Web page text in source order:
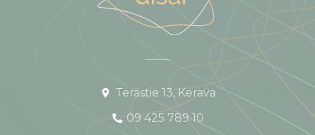
Terästie 13, Kerava
09 425 789 10